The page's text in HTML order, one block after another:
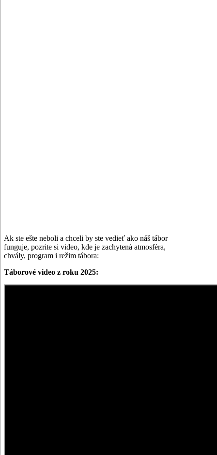
Ak ste ešte neboli a chceli by ste vedieť ako náš tábor
funguje, pozrite si video, kde je zachytená atmosféra,
chvály, program i režim tábora:
Táborové video z roku 2025: